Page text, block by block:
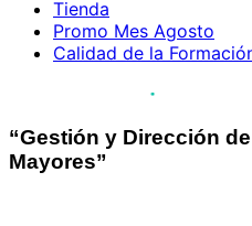
Tienda
Promo Mes Agosto
Calidad de la
Acreditación JCCM
“Gestión y Dirección
Mayores”